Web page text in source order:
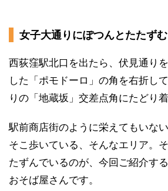
女子大通りにぽつんとたたず
西荻窪駅北口を出たら、伏見通り
した「ポモドーロ」の角を右折し
りの「地蔵坂」交差点角にたどり着
駅前商店街のように栄えてもいな
そこ歩いている、そんなエリア。
たずんでいるのが、今回ご紹介す
おそば屋さんです。